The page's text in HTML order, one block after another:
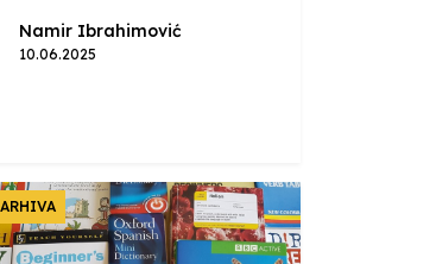
Namir Ibrahimović
10.06.2025
ARHIVA